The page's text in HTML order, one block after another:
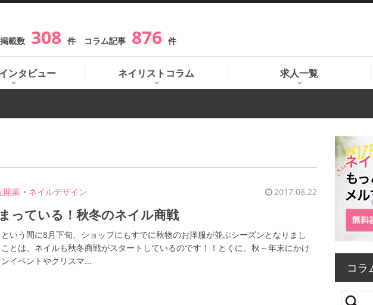
載数 308 件 コラム記事 876 件
ンタビュー ネイリストコラム 求人一覧
開業 ・ ネイルデザイン 2017.08.22
っている！秋冬のネイル商戦
いう間に8月下旬、ショップにもすでに秋物のお洋服が並ぶシーズンとなりまし
とは、ネイルも秋冬商戦がスタートしているのです！！とくに、秋～年末にかけ
イベントやクリスマ...
コラ